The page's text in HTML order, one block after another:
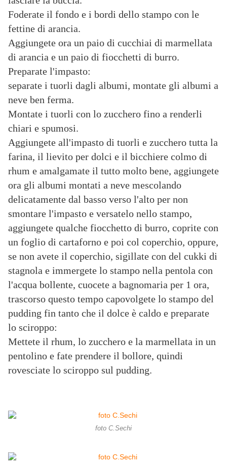
Foderate il fondo e i bordi dello stampo con le
fettine di arancia.
Aggiungete ora un paio di cucchiai di marmellata
di arancia e un paio di fiocchetti di burro.
Preparate l'impasto:
separate i tuorli dagli albumi, montate gli albumi a
neve ben ferma.
Montate i tuorli con lo zucchero fino a renderli
chiari e spumosi.
Aggiungete all'impasto di tuorli e zucchero tutta la
farina, il lievito per dolci e il bicchiere colmo di
rhum e amalgamate il tutto molto bene, aggiungete
ora gli albumi montati a neve mescolando
delicatamente dal basso verso l'alto per non
smontare l'impasto e versatelo nello stampo,
aggiungete qualche fiocchetto di burro, coprite con
un foglio di cartaforno e poi col coperchio, oppure,
se non avete il coperchio, sigillate con del cukki di
stagnola e immergete lo stampo nella pentola con
l'acqua bollente, cuocete a bagnomaria per 1 ora,
trascorso questo tempo capovolgete lo stampo del
pudding fin tanto che il dolce è caldo e preparate
lo sciroppo:
Mettete il rhum, lo zucchero e la marmellata in un
pentolino e fate prendere il bollore, quindi
rovesciate lo sciroppo sul pudding.
foto C.Sechi